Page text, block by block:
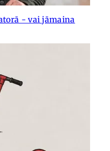
- vai jāmaina